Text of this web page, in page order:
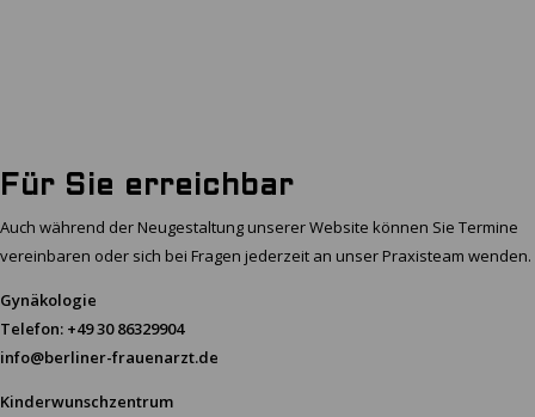
Für Sie erreichbar
Auch während der Neugestaltung unserer Website können Sie Termine
vereinbaren oder sich bei Fragen jederzeit an unser Praxisteam wenden.
Gynäkologie
Telefon: +49 30 86329904
info@berliner-frauenarzt.de
Kinderwunschzentrum